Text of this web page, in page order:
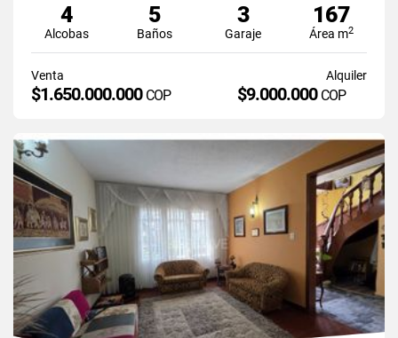
4
Alcobas
5
Baños
3
Garaje
167
Área m2
Venta
$1.650.000.000 COP
Alquiler
$9.000.000 COP